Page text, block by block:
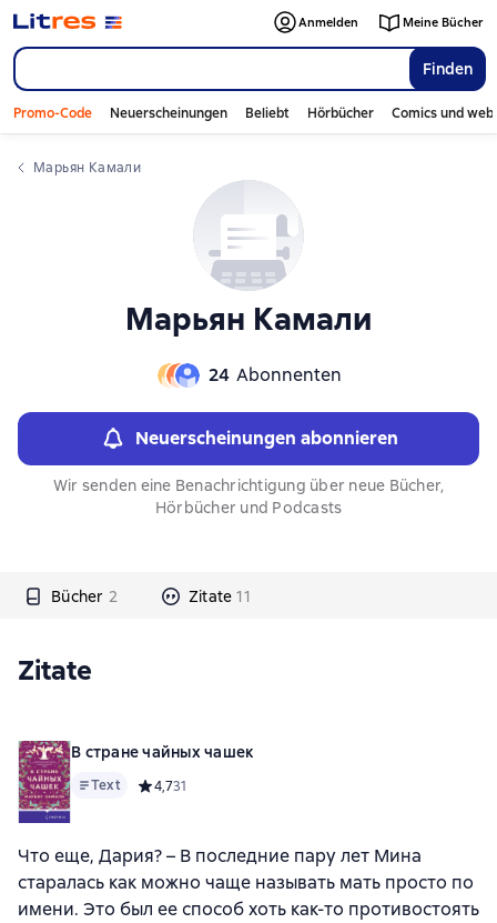
Finden
Anmelden Meine Bücher
Promo-Code Neuerscheinungen Beliebt Hörbücher Comics und
Марьян Камали
Марьян Камали
24 Abonnenten
Neuerscheinungen abonnieren
Wir senden eine Benachrichtigung über neue Bücher,
Hörbücher und Podcasts
Bücher 2 Zitate 11
Zitate
В стране чайных чашек
Text Средний рейтинг 4,7 на основе 31 оценок
4,731
Что еще, Дария? – В последние пару лет Мина
старалась как можно чаще называть мать просто по
имени. Это был ее способ хоть как-то противостоять